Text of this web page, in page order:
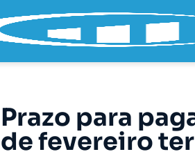
Prazo para
de fevereiro